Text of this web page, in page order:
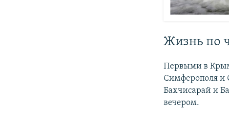
Жизнь по
Первыми в
Симферополя и
Бахчисарай и
вечером.